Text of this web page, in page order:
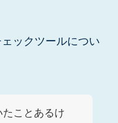
ックツールについ
たことあるけ